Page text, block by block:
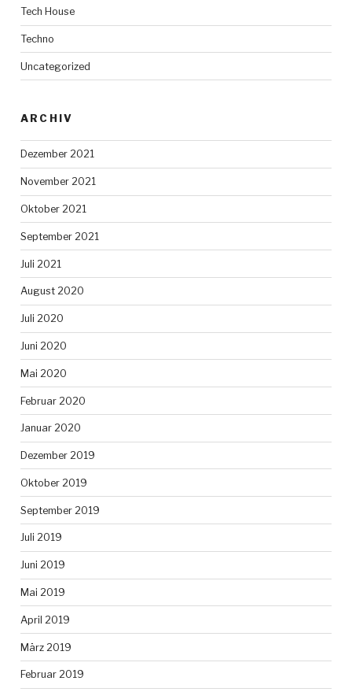
Tech House
Techno
Uncategorized
ARCHIV
Dezember 2021
November 2021
Oktober 2021
September 2021
Juli 2021
August 2020
Juli 2020
Juni 2020
Mai 2020
Februar 2020
Januar 2020
Dezember 2019
Oktober 2019
September 2019
Juli 2019
Juni 2019
Mai 2019
April 2019
März 2019
Februar 2019